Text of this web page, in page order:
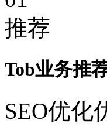
推荐
Tob业务推
SEO优化